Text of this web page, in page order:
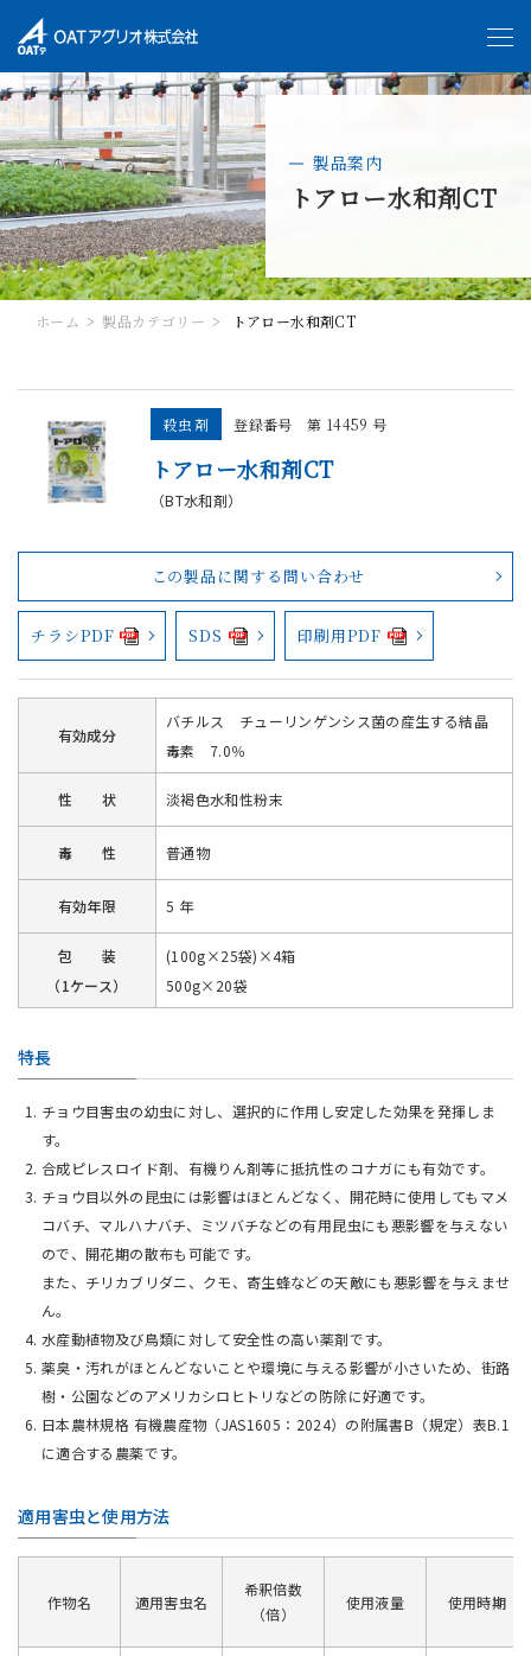
製品案内
トアロー水和剤CT
ホーム 製品カテゴリー トアロー水和剤CT
殺虫剤 登録番号 第 14459 号
トアロー水和剤CT
（BT水和剤）
この製品に関する問い合わせ
チラシPDF SDS 印刷用PDF
有効成分
バチルス チューリンゲンシス菌の産生する結晶
毒素 7.0％
性 状 淡褐色水和性粉末
毒 性 普通物
有効年限 5 年
包 装
（1ケース）
(100g×25袋)×4箱
500g×20袋
特長
チョウ目害虫の幼虫に対し、選択的に作用し安定した効果を発揮しま
す。
合成ピレスロイド剤、有機りん剤等に抵抗性のコナガにも有効です。
チョウ目以外の昆虫には影響はほとんどなく、開花時に使用してもマメ
コバチ、マルハナバチ、ミツバチなどの有用昆虫にも悪影響を与えない
ので、開花期の散布も可能です。
また、チリカブリダニ、クモ、寄生蜂などの天敵にも悪影響を与えませ
ん。
水産動植物及び鳥類に対して安全性の高い薬剤です。
薬臭・汚れがほとんどないことや環境に与える影響が小さいため、街路
樹・公園などのアメリカシロヒトリなどの防除に好適です。
日本農林規格 有機農産物（JAS1605：2024）の附属書B（規定）表B.1
に適合する農薬です。
適用害虫と使用方法
作物名 適用害虫名
希釈倍数
（倍）
使用液量 使用時期